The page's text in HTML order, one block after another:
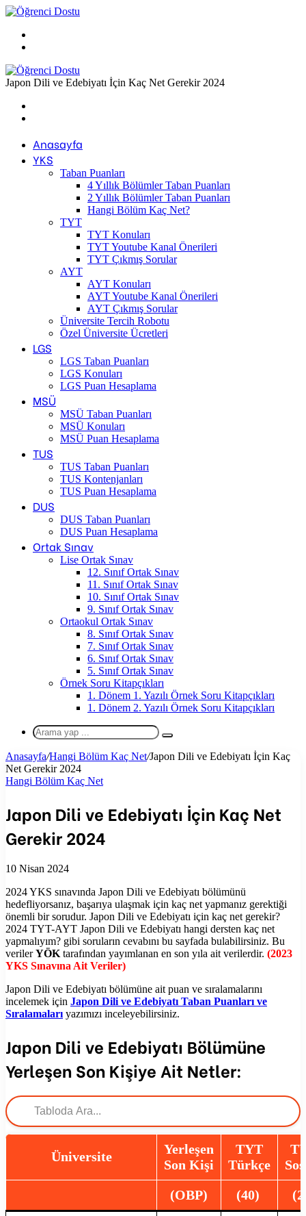
...
Japon Dili ve Edebiyatı İçin Kaç Net Gerekir 2024
Anasayfa
YKS
Taban Puanları
4 Yıllık Bölümler Taban Puanları
2 Yıllık Bölümler Taban Puanları
Hangi Bölüm Kaç Net?
TYT
TYT Konuları
TYT Youtube Kanal Önerileri
TYT Çıkmış Sorular
AYT
AYT Konuları
AYT Youtube Kanal Önerileri
AYT Çıkmış Sorular
Üniversite Tercih Robotu
Özel Üniversite Ücretleri
LGS
LGS Taban Puanları
LGS Konuları
LGS Puan Hesaplama
MSÜ
MSÜ Taban Puanları
MSÜ Konuları
MSÜ Puan Hesaplama
TUS
TUS Taban Puanları
TUS Kontenjanları
TUS Puan Hesaplama
DUS
DUS Taban Puanları
DUS Puan Hesaplama
Ortak Sınav
Lise Ortak Sınav
12. Sınıf Ortak Sınav
11. Sınıf Ortak Sınav
10. Sınıf Ortak Sınav
9. Sınıf Ortak Sınav
Ortaokul Ortak Sınav
8. Sınıf Ortak Sınav
7. Sınıf Ortak Sınav
6. Sınıf Ortak Sınav
5. Sınıf Ortak Sınav
Örnek Soru Kitapçıkları
1. Dönem 1. Yazılı Örnek Soru Kitapçıkları
1. Dönem 2. Yazılı Örnek Soru Kitapçıkları
Arama
yap
...
Anasayfa/Hangi Bölüm Kaç Net/Japon Dili ve Edebiyatı İçin Kaç
Net Gerekir 2024
Hangi Bölüm Kaç Net
Japon Dili ve Edebiyatı İçin Kaç Net
Gerekir 2024
10 Nisan 2024
2024 YKS sınavında Japon Dili ve Edebiyatı bölümünü
hedefliyorsanız, başarıya ulaşmak için kaç net yapmanız gerektiği
önemli bir sorudur. Japon Dili ve Edebiyatı için kaç net gerekir?
2024 TYT-AYT Japon Dili ve Edebiyatı hangi dersten kaç net
yapmalıyım? gibi soruların cevabını bu sayfada bulabilirsiniz. Bu
verilerYÖK tarafından yayımlanan en son yıla ait verilerdir. (2023
YKS Sınavına Ait Veriler)
Japon Dili ve Edebiyatı bölümüne ait puan ve sıralamalarını
incelemek için Japon Dili ve Edebiyatı Taban Puanları ve
Sıralamaları yazımızı inceleyebilirsiniz.
Japon Dili ve Edebiyatı Bölümüne
Yerleşen Son Kişiye Ait Netler:
Üniversite
Yerleşen
Son Kişi
TYT
Türkçe
(OBP)
(40)